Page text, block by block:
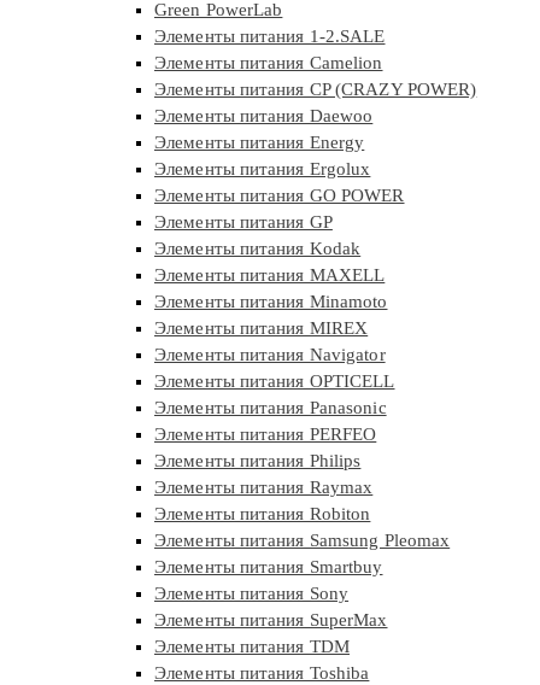
Green PowerLab
Элементы питания 1-2.SALE
Элементы питания Camelion
Элементы питания CP (CRAZY POWER)
Элементы питания Daewoo
Элементы питания Energy
Элементы питания Ergolux
Элементы питания GO POWER
Элементы питания GP
Элементы питания Kodak
Элементы питания MAXELL
Элементы питания Minamoto
Элементы питания MIREX
Элементы питания Navigator
Элементы питания OPTICELL
Элементы питания Panasonic
Элементы питания PERFEO
Элементы питания Philips
Элементы питания Raymax
Элементы питания Robiton
Элементы питания Samsung Pleomax
Элементы питания Smartbuy
Элементы питания Sony
Элементы питания SuperMax
Элементы питания TDM
Элементы питания Toshiba